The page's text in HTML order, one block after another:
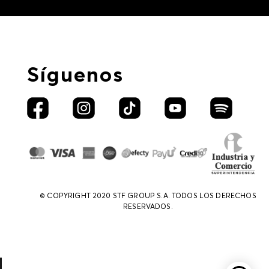
Síguenos
© COPYRIGHT 2020 STF GROUP S.A. TODOS LOS DERECHOS
RESERVADOS.